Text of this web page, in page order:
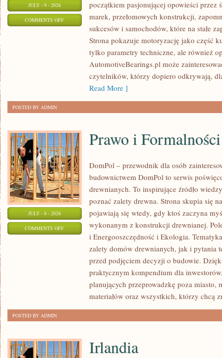
JULY - 9 - 2026
COMMENTS OFFON
WYDARZENIA
SPOTKANIA
KLASYKÓW
początkiem pasjonującej opowieści przez
marek, przełomowych konstrukcji,
sukcesów i samochodów, które na stałe
Strona pokazuje motoryzację jako część
tylko parametry techniczne, ale również
AutomotiveBearings.pl może
czytelników, którzy dopiero odkrywają,
Read More ]
POSTED BY ADMIN
JULY - 8 - 2026
COMMENTS OFFON
FORMALNOŚCI
Prawo i Formalności
DomPol – przewodnik dla osób
budownictwem DomPol to serwis
drewnianych. To inspirujące źródło
poznać zalety drewna. Strona skupia się
pojawiają się wtedy, gdy ktoś zaczyna
wykonanym z konstrukcji drewnianej.
i Energooszczędność i Ekologia.
zalety domów drewnianych, jak i pytania
przed podjęciem decyzji o budowie.
praktycznym kompendium dla
planujących przeprowadzkę poza miasto,
materiałów oraz wszystkich, którzy chcą
POSTED BY ADMIN
Irlandia